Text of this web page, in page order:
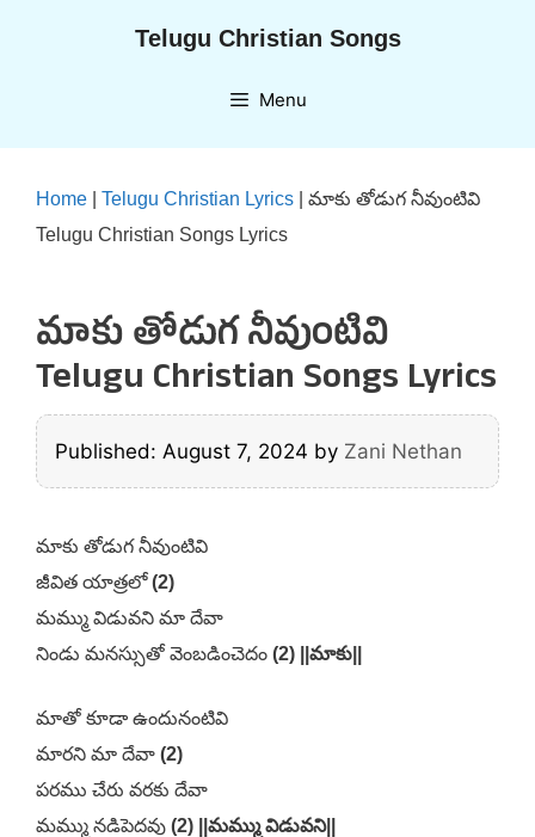
Telugu Christian Songs
Menu
Home Telugu Christian Lyrics
మాకు తోడుగ నీవుంటివి
Telugu Christian Songs Lyrics
మాకు తోడుగ నీవుంటివి
Telugu Christian Songs Lyrics
Published: August 7, 2024 by Zani Nethan
మాకు తోడుగ నీవుంటివి
జీవిత యాత్రలో(2)
మమ్ము విడువని మా దేవా
నిండు మనస్సుతో వెంబడించెదం (2) ||మాకు||
మాతో కూడా ఉందునంటివి
మారని మా దేవా (2)
పరము చేరు వరకు దేవా
మమ్ము నడిపెదవు (2) ||మమ్ము విడువని||